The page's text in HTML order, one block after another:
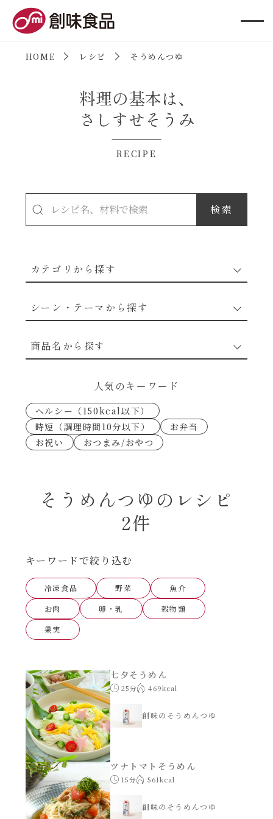
HOME レシピ そうめんつゆ
料理の基本は、
さしすせそうみ
RECIPE
カテゴリから探す
穀物類のレシピ
シーン・テーマから探す
なんでも南蛮
考えるな、二代目で炒めろ！～○○の炒め物
朝シャン（ごはん派）
朝シャン（パン派）
ヘルシー（150kcal以下）
時短（調理時間10分以下）
お弁当
お祝い
おつまみ/おやつ
主菜
副菜
商品名から探す
あえるハコネーゼトマトバジル
あえるハコネーゼ高菜
あえるハコネーゼ明太子
あえるハコネーゼナポリタン
あえるハコネーゼジェノベーゼ
あえるハコネーゼペペロンチーノ
シャンタンシリーズ
シャンタン粉末
創味のつゆ
創味のつゆあまくち
人気のキーワード
ヘルシー（150kcal以下）
時短（調理時間10分以下）
お弁当
お祝い
おつまみ/おやつ
そうめんつゆのレシピ
2件
キーワードで絞り込む
冷凍食品 野菜
魚介
お肉
卵・乳
穀物類
果実
七夕そうめん
25分 469kcal
創味のそうめんつゆ
ツナトマトそうめん
15分 561kcal
創味のそうめんつゆ